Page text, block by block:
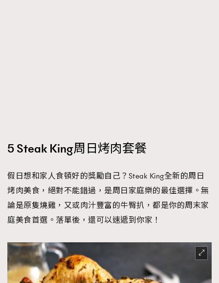
5 Steak King周日烤肉套餐
假日想和家人食頓好的獎勵自己？Steak King全新的周日
烤肉美食，絕對不能錯過，是周日家庭樂的最佳選擇。無
論是原隻燒雞，又或肉汁豐富的牛臀扒，都是你的周末家
庭美食首選。落單後，還可以速遞到你家！